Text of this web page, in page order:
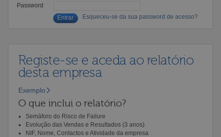
Password
Esqueceu-se da sua password de acesso?
Registe-se e aceda ao relatório
desta empresa
Exemplo
O que inclui o relatório?
Semáforo do Risco de Failure
Evolução das Vendas e Resultados (3 anos)
NIF, Nome, Contactos e Atividade da empresa